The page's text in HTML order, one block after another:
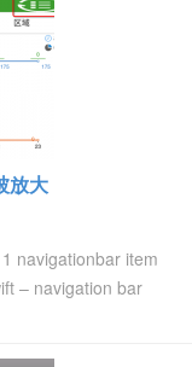
放大
navigationbar item
– navigation bar